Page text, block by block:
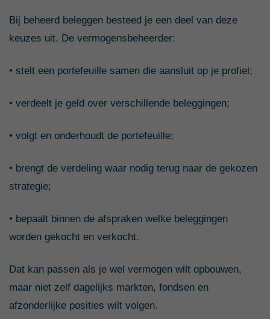
Bij beheerd beleggen besteed je een deel van deze
keuzes uit. De vermogensbeheerder:
• stelt een portefeuille samen die aansluit op je profiel;
• verdeelt je geld over verschillende beleggingen;
• volgt en onderhoudt de portefeuille;
• brengt de verdeling waar nodig terug naar de gekozen
strategie;
• bepaalt binnen de afspraken welke beleggingen
worden gekocht en verkocht.
Dat kan passen als je wel vermogen wilt opbouwen,
maar niet zelf dagelijks markten, fondsen en
afzonderlijke posities wilt volgen.